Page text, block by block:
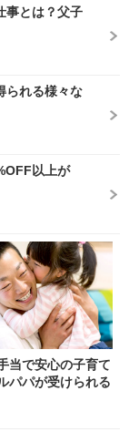
事とは？父子
られる様々な
以上が
当で安心の子育て
パパが受けられる